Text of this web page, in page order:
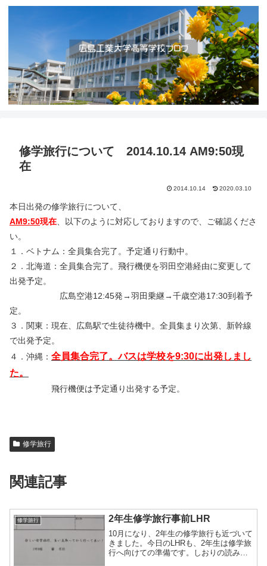
修学旅行について 2014.10.14 AM9:50現
在
2014.10.14 2020.03.10
本日出発の修学旅行について、
AM9:50現在、以下のように対応しておりますので、ご確認くださ
い。
１．ベトナム：全員集合完了。予定通り行動中。
２．北海道：全員集合完了。飛行機便を羽田空港経由に変更して
出発予定。
広島空港12:45発→羽田乗継→千歳空港17:30到着予
定。
３．関東：現在、広島駅で生徒待機中。全員集まり次第、新幹線
で出発予定。
４．沖縄： 全員集合完了。バスは学校を9:30に出発しまし
た。
飛行機便は予定通り出発する予定。
修学旅行
関連記事
修学旅行 2年生修学旅行事前LHR
10月になり、2年生の修学旅行も近づいて
きました。今日のLHRも、2年生は修学旅
行へ向けての準備です。しおりの読み合